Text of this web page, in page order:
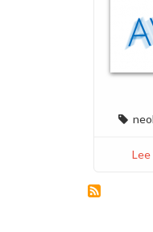
Lee